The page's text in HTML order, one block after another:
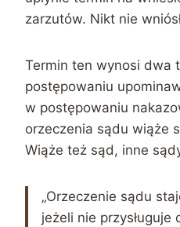
zarzutów. Nikt nie
Termin ten wynosi dwa
postępowaniu
w postępowaniu
orzeczenia sądu wiąże
Wiąże też sąd, inne
„Orzeczenie sądu
jeżeli nie